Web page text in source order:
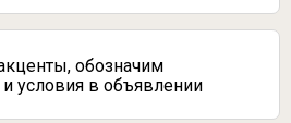
обозначим
условия в объявлении